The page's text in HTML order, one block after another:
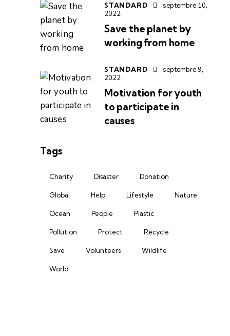
STANDARD
septembre 10,
2022
Save the planet by
working from home
STANDARD
septembre 9,
2022
Motivation for youth
to participate in
causes
Tags
Charity Disaster Donation
Global Help Lifestyle Nature
Ocean People Plastic
Pollution Protect Recycle
Save Volunteers Wildlife
World